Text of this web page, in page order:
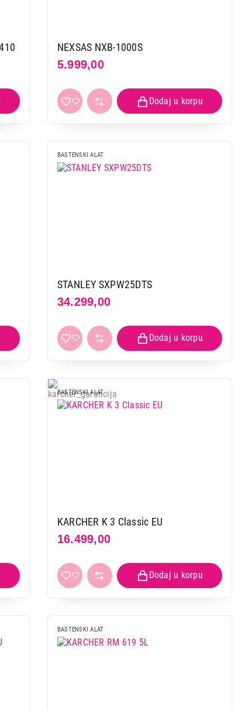
NEXSAS NXB-1000S
5.999,00
BASTENSKI ALAT
STANLEY SXPW25DTS
34.299,00
BASTENSKI ALAT
KARCHER K 3 Classic EU
16.499,00
BASTENSKI ALAT